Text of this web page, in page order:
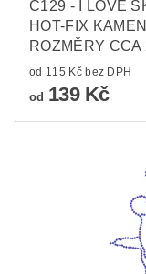
C129 - I LOVE
HOT-FIX
ROZMĚRY CCA
od 115 Kč bez DPH
od 139 Kč